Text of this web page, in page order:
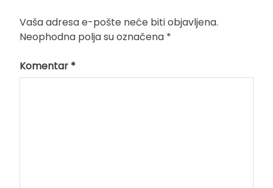
Vaša adresa e-pošte neće biti objavljena.
Neophodna polja su označena *
Komentar *